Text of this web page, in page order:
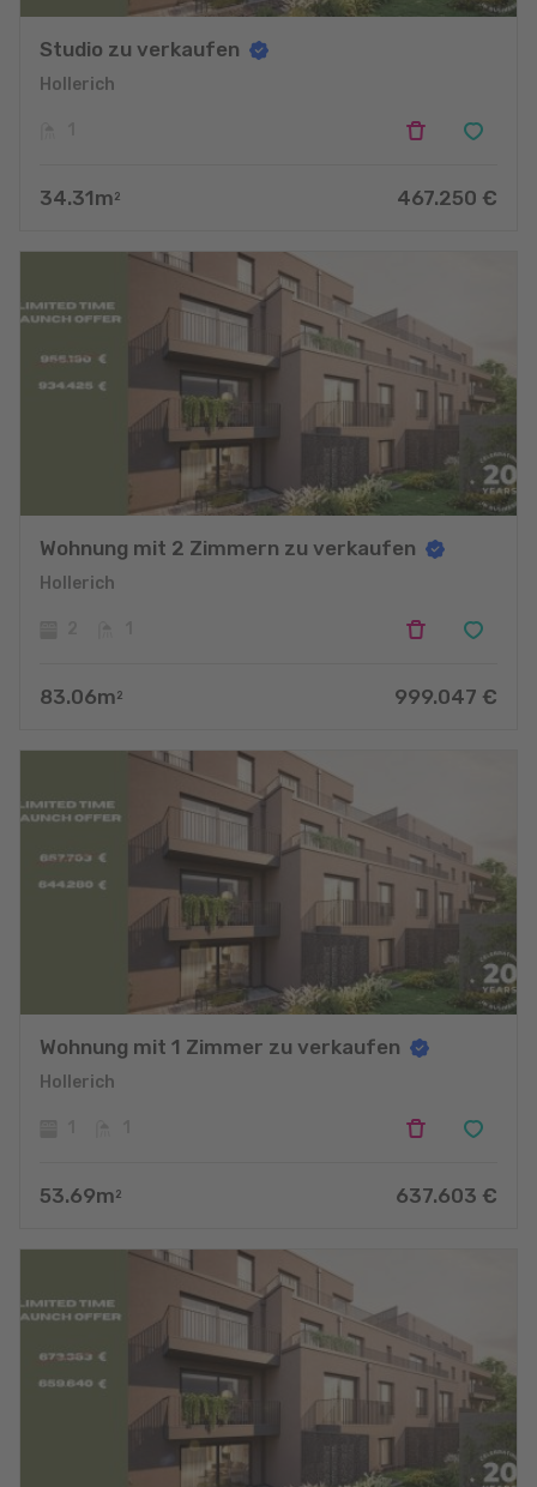
Studio zu verkaufen
Hollerich
34.31m 2 467.250 €
Wohnung mit 2 Zimmern zu verkaufen
Hollerich
83.06m 2 999.047 €
Wohnung mit 1 Zimmer zu verkaufen
Hollerich
53.69m 2 637.603 €